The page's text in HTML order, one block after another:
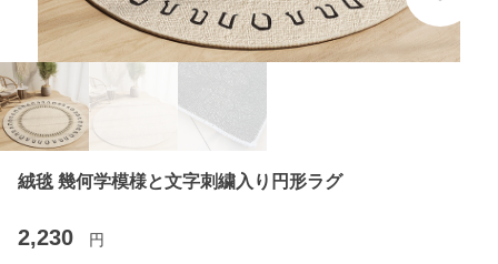
絨毯 幾何学模様と文字刺繍入り円形ラグ
2,230 円